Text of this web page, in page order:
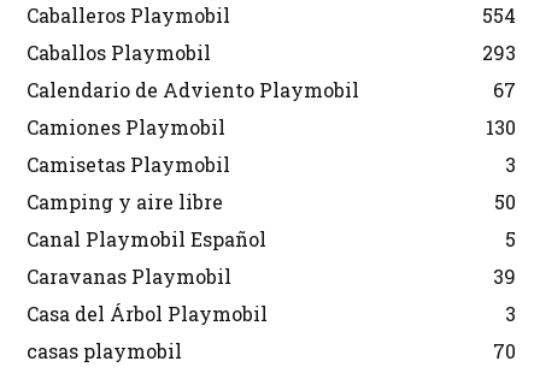
Caballeros Playmobil
554
Caballos Playmobil
293
Calendario de Adviento Playmobil
67
Camiones Playmobil
130
Camisetas Playmobil
3
Camping y aire libre
50
Canal Playmobil Español
5
Caravanas Playmobil
39
Casa del Árbol Playmobil
3
casas playmobil
70